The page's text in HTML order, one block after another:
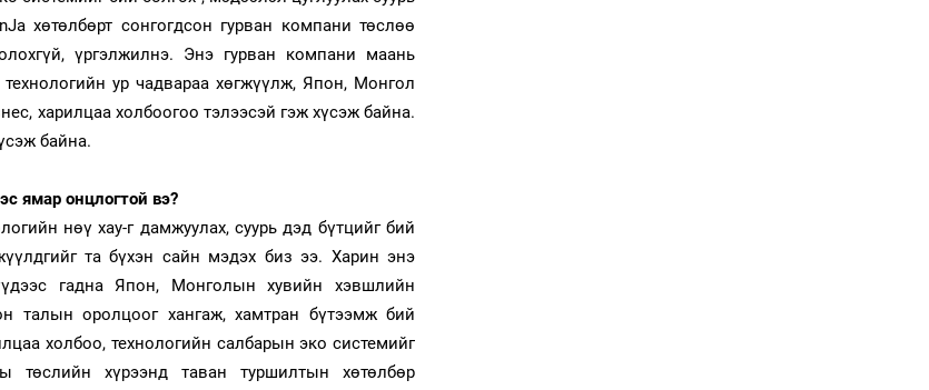
хөтөлбөрт сонгогдсон гурван компани төслөө
үргэлжилнэ. Энэ гурван компани маань
ур чадвараа хөгжүүлж, Япон, Монгол
харилцаа холбоогоо тэлээсэй гэж хүсэж байна.
байна.
ямар онцлогтой вэ?
нөү хау-г дамжуулах, суурь дэд бүтцийг бий
та бүхэн сайн мэдэх биз ээ. Харин энэ
гадна Япон, Монголын хувийн хэвшлийн
талын оролцоог хангаж, хамтран бүтээмж бий
холбоо, технологийн салбарын эко системийг
төслийн хүрээнд таван туршилтын хөтөлбөр